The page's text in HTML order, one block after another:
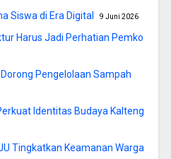
Siswa di Era Digital 9 Juni 2026
Harus Jadi Perhatian Pemko
Pengelolaan Sampah
Identitas Budaya Kalteng
Tingkatkan Keamanan Warga